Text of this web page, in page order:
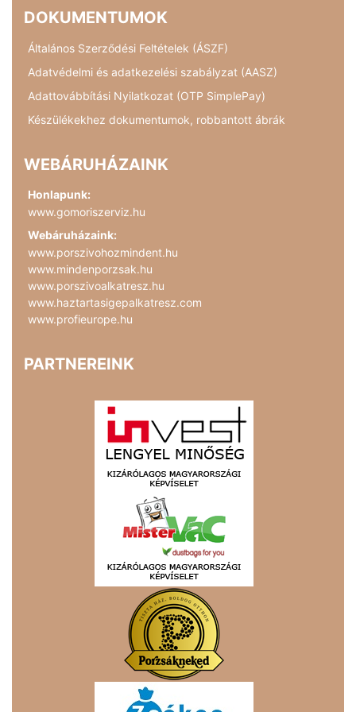
DOKUMENTUMOK
Általános Szerződési Feltételek (ÁSZF)
Adatvédelmi és adatkezelési szabályzat (AASZ)
Adattovábbítási Nyilatkozat (OTP SimplePay)
Készülékekhez dokumentumok, robbantott ábrák
WEBÁRUHÁZAINK
Honlapunk:
www.gomoriszerviz.hu
Webáruházaink:
www.porszivohozmindent.hu
www.mindenporzsak.hu
www.porszivoalkatresz.hu
www.haztartasigepalkatresz.com
www.profieurope.hu
PARTNEREINK